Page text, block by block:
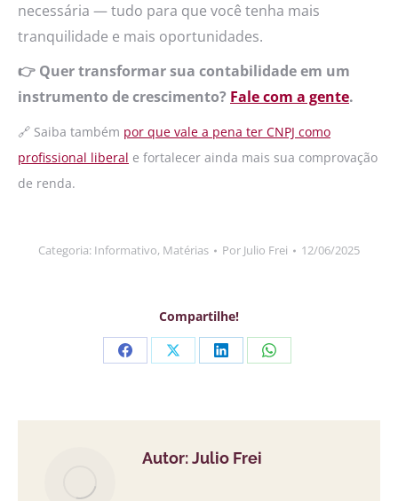
necessária — tudo para que você tenha mais
tranquilidade e mais oportunidades.
👉 Quer transformar sua contabilidade em um
instrumento de crescimento? Fale com a gente.
🔗 Saiba também por que vale a pena ter CNPJ como
profissional liberal e fortalecer ainda mais sua comprovação
de renda.
Categoria: Informativo, Matérias Por Julio Frei 12/06/2025
Compartilhe!
Partilhar
Facebook
Partilhar
X
Partilhar
LinkedIn
Partilhar
WhatsApp
Autor:Julio Frei